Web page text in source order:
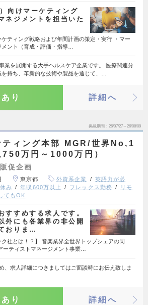
向けマーケティング
ネジメントを担当いた
ティング戦略および年間計画の策定・実行 ・マー
ント（育成・評価・指導…
業を展開する大手ヘルスケア企業です。 医療関連分
持ち、革新的な技術や製品を通じて、…
り 詳細へ
掲載期間 26/07/27～26/08/09
ティング本部 MGR/世界No,1
750万円～1000万円）
促企画
東京都 外資系企業
英語力が必
み 年収600万以上 フレックス勤務
リモ
てもOK
すすめする求人です。
外にも各業界の非公開
おりま…
ク社とは！？】 音楽業界全世界トップシェアの同
ーティストマネージメント事業…
、求人詳細につきましてはご面談時にお伝え致しま
り 詳細へ